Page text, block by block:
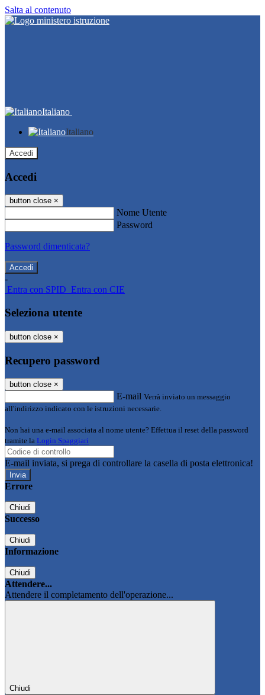
Salta al contenuto
Italiano
Italiano
Accedi
Accedi
button close ×
Nome Utente
Password
Password dimenticata?
-
Entra con SPID Entra con CIE
Seleziona utente
button close ×
Recupero password
button close ×
E-mail Verrà inviato un messaggio
all'indirizzo indicato con le istruzioni necessarie.
Non hai una e-mail associata al nome utente? Effettua il reset della password
tramite la Login Spaggiari
E-mail inviata, si prega di controllare la casella di posta elettronica!
Errore
Chiudi
Successo
Chiudi
Informazione
Chiudi
Attendere...
Attendere il completamento dell'operazione...
Chiudi